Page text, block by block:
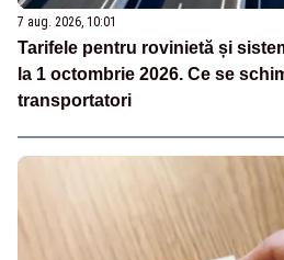
7 aug. 2026, 10:01
Tarifele pentru rovinietă și
la 1 octombrie 2026. Ce se
transportatori